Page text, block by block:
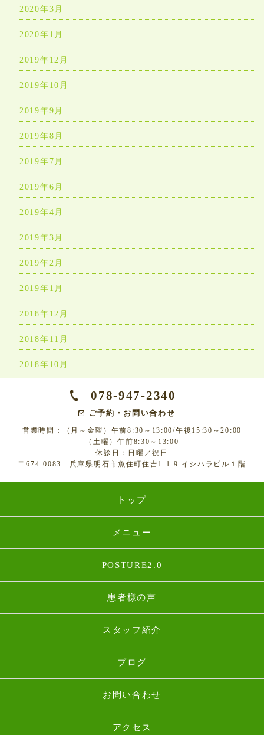
2020年3月
2020年1月
2019年12月
2019年10月
2019年9月
2019年8月
2019年7月
2019年6月
2019年4月
2019年3月
2019年2月
2019年1月
2018年12月
2018年11月
2018年10月
078-947-2340
ご予約・お問い合わせ
営業時間：（月～金曜）午前8:30～13:00/午後15:30～20:00
（土曜）午前8:30～13:00
休診日：日曜／祝日
〒674-0083 兵庫県明石市魚住町住吉1-1-9 イシハラビル１階
トップ
メニュー
POSTURE2.0
患者様の声
スタッフ紹介
ブログ
お問い合わせ
アクセス